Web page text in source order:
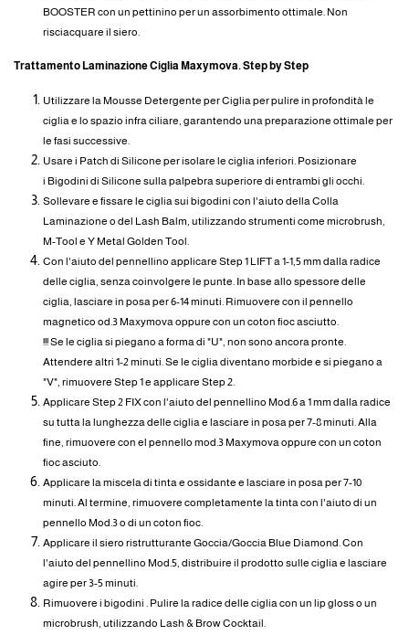
BOOSTER con un pettinino per un assorbimento ottimale. Non
risciacquare il siero.
Trattamento Laminazione Ciglia Maxymova. Step by Step
Utilizzare la Mousse Detergente per Ciglia per pulire in profondità le
ciglia e lo spazio infra ciliare, garantendo una preparazione ottimale per
le fasi successive.
Usare i Patch di Silicone per isolare le ciglia inferiori. Posizionare
i Bigodini di Silicone sulla palpebra superiore di entrambi gli occhi.
Sollevare e fissare le ciglia sui bigodini con l'aiuto della Colla
Laminazione o del Lash Balm, utilizzando strumenti come microbrush,
M-Tool e Y Metal Golden Tool.
Con l'aiuto del pennellino applicare Step 1 LIFT a 1-1,5 mm dalla radice
delle ciglia, senza coinvolgere le punte. In base allo spessore delle
ciglia, lasciare in posa per 6-14 minuti. Rimuovere con il pennello
magnetico od.3 Maxymova oppure con un coton fioc asciutto.
!!! Se le ciglia si piegano a forma di "U", non sono ancora pronte.
Attendere altri 1-2 minuti. Se le ciglia diventano morbide e si piegano a
"V", rimuovere Step 1 e applicare Step 2.
Applicare Step 2 FIX con l'aiuto del pennellino Mod.6 a 1 mm dalla radice
su tutta la lunghezza delle ciglia e lasciare in posa per 7-8 minuti. Alla
fine, rimuovere con el pennello mod.3 Maxymova oppure con un coton
fioc asciuto.
Applicare la miscela di tinta e ossidante e lasciare in posa per 7-10
minuti. Al termine, rimuovere completamente la tinta con l'aiuto di un
pennello Mod.3 o di un coton fioc.
Applicare il siero ristrutturante Goccia/Goccia Blue Diamond. Con
l'aiuto del pennellino Mod.5, distribuire il prodotto sulle ciglia e lasciare
agire per 3-5 minuti.
Rimuovere i bigodini . Pulire la radice delle ciglia con un lip gloss o un
microbrush, utilizzando Lash & Brow Cocktail.